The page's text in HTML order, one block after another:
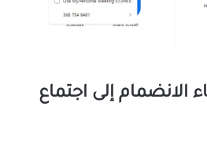
الانضمام إلى اجتماع